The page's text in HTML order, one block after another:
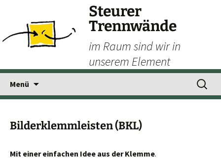
Steurer
Trennwände
im Raum sind wir in
unserem Element
Menü
springen
Suchen
nach:
Bilderklemmleisten (BKL)
Mit einer einfachen Idee aus der Klemme.